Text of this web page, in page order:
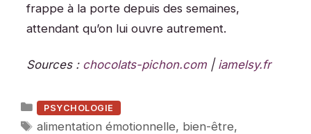
frappe à la porte depuis des semaines,
attendant qu’on lui ouvre autrement.
Sources : chocolats-pichon.com | iamelsy.fr
Catégories
PSYCHOLOGIE
Étiquettes
alimentation émotionnelle, bien-être,